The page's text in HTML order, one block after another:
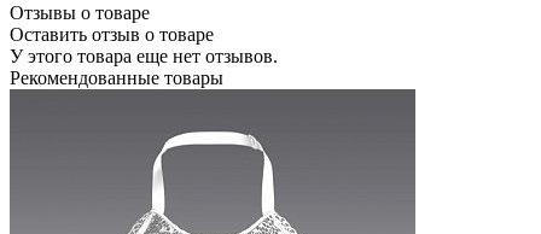
Отзывы о товаре
Оставить отзыв о товаре
У этого товара еще нет отзывов.
Рекомендованные товары